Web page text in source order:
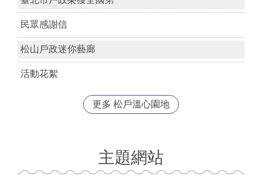
民眾感謝信
松山戶政迷你藝廊
活動花絮
更多 松戶溫心園地
主題網站